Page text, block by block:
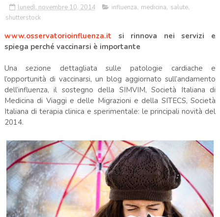
lunedì, novembre 10, 2014 influenza, medicina, salute,
shutterstock
www.osservatorioinfluenza.it si rinnova nei servizi e
spiega perché vaccinarsi è importante
Una sezione dettagliata sulle patologie cardiache e
l’opportunità di vaccinarsi, un blog aggiornato sull’andamento
dell’influenza, il sostegno della SIMVIM, Società Italiana di
Medicina di Viaggi e delle Migrazioni e della SITECS, Società
Italiana di terapia clinica e sperimentale: le principali novità del
2014.